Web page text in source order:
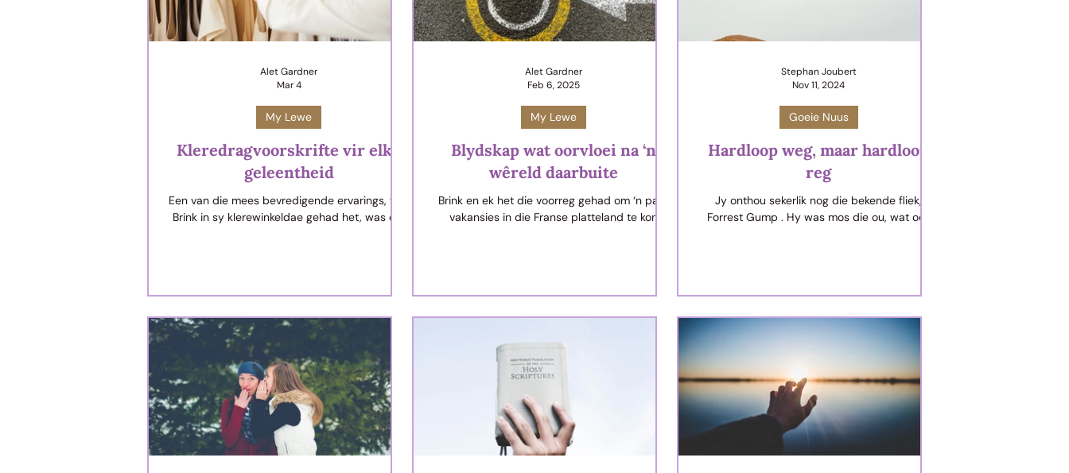
Kleredragvoorskrifte vir elke
geleentheid
Een van die mees bevredigende ervarings, wat
Brink in sy klerewinkeldae gehad het, was om
trots kom vertel: “Ek het die werk gekry!”
My Lewe
Alet Gardner
Mar 4
Blydskap wat oorvloei na ‘n
wêreld daarbuite
Brink en ek het die voorreg gehad om ‘n paar
vakansies in die Franse platteland te kon
My Lewe
Alet Gardner
Feb 6, 2025
Hardloop weg, maar hardloop
reg
Jy onthou sekerlik nog die bekende fliek,
Forrest Gump . Hy was mos die ou, wat ook
Goeie Nuus
Stephan Joubert
Nov 11, 2024